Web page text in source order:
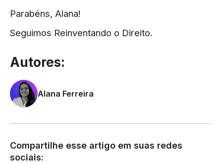
Parabéns, Alana!
Seguimos Reinventando o Direito.
Autores:
Alana Ferreira
Compartilhe esse artigo em suas redes
sociais: